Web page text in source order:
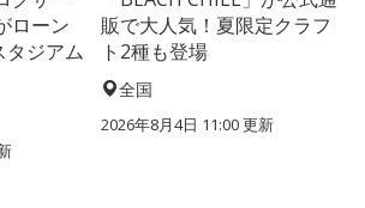
ローン
タジアム
販で大人気！夏限定クラフ
ト2種も登場
全国
2026年8月4日 11:00更新